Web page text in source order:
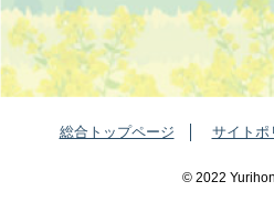
総合トップページ サイトポ
©️ 2022